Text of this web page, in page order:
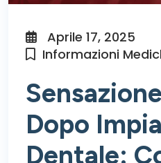
Aprile 17, 2025
Informazioni
Dopo
Dentale: